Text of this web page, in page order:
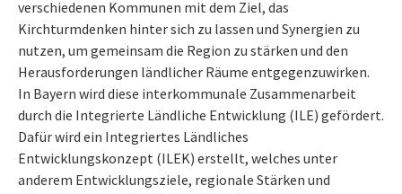
verschiedenen Kommunen mit dem Ziel, das
Kirchturmdenken hinter sich zu lassen und Synergien zu
nutzen, um gemeinsam die Region zu stärken und den
Herausforderungen ländlicher Räume entgegenzuwirken.
In Bayern wird diese interkommunale Zusammenarbeit
durch die Integrierte Ländliche Entwicklung (ILE) gefördert.
Dafür wird ein Integriertes Ländliches
Entwicklungskonzept (ILEK) erstellt, welches unter
anderem Entwicklungsziele, regionale Stärken und